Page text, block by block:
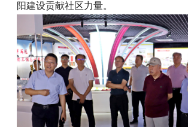
阳建设贡献社区力量。